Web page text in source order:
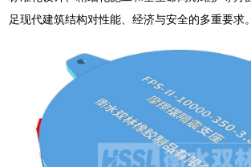
足现代建筑结构对性能、经济与安全的多重要求。